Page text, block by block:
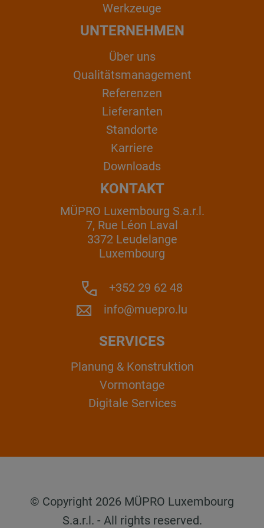
Werkzeuge
UNTERNEHMEN
Über uns
Qualitätsmanagement
Referenzen
Lieferanten
Standorte
Karriere
Downloads
KONTAKT
MÜPRO Luxembourg S.a.r.l.
7, Rue Léon Laval
3372 Leudelange
Luxembourg
+352 29 62 48
info@muepro.lu
SERVICES
Planung & Konstruktion
Vormontage
Digitale Services
© Copyright 2026 MÜPRO Luxembourg
S.a.r.l. - All rights reserved.